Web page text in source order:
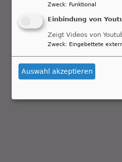
Zweck: Funktional
Einbindung von
Zeigt Videos von
Zweck: Eingebettete
Auswahl akzeptieren